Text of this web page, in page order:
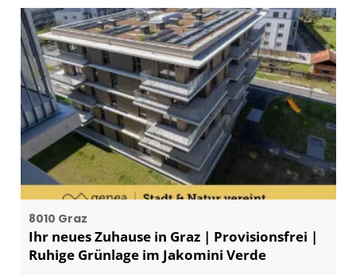
8010 Graz
Ihr neues Zuhause in Graz | Provisionsfrei |
Ruhige Grünlage im Jakomini Verde